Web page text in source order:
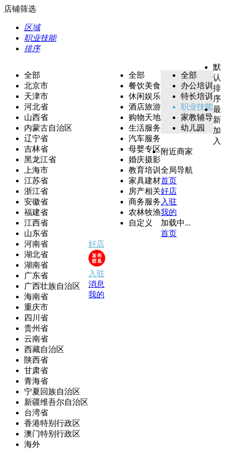
店铺筛选
区域
职业技能
排序
全部
北京市
天津市
河北省
山西省
内蒙古自治区
辽宁省
吉林省
黑龙江省
上海市
江苏省
浙江省
安徽省
福建省
江西省
山东省
河南省
湖北省
湖南省
广东省
广西壮族自治区
海南省
重庆市
四川省
贵州省
云南省
西藏自治区
陕西省
甘肃省
青海省
宁夏回族自治区
新疆维吾尔自治区
台湾省
香港特别行政区
澳门特别行政区
海外
全部
餐饮美食
休闲娱乐
酒店旅游
购物天地
生活服务
汽车服务
母婴专区
婚庆摄影
教育培训
家具建材
房产相关
商务服务
农林牧渔
自定义
全部
办公培训
特长培训
职业技能
家教辅导
幼儿园
默
认
排
序
最
新
加
入
附近商家
全局导航
首页
好店
入驻
我的
加载中...
首页
好店
入驻
消息
我的